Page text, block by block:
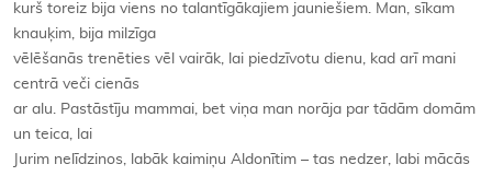
kurš toreiz bija viens no talantīgākajiem jauniešiem. Man, sīkam
knauķim, bija milzīga
vēlēšanās trenēties vēl vairāk, lai piedzīvotu dienu, kad arī mani
centrā veči cienās
ar alu. Pastāstīju mammai, bet viņa man norāja par tādām domām
un teica, lai
Jurim nelīdzinos, labāk kaimiņu Aldonītim – tas nedzer, labi mācās